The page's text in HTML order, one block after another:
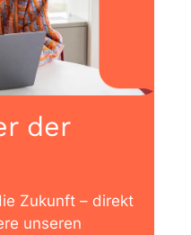
der
Zukunft – direkt
unseren